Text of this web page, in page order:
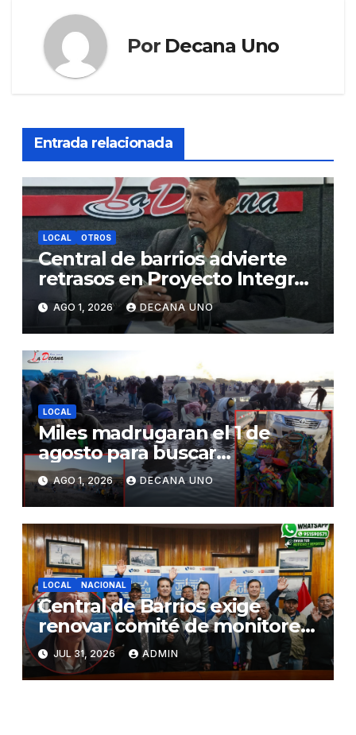
Por Decana Uno
Entrada relacionada
LOCAL OTROS
Central de barrios advierte
retrasos en Proyecto Integral
de Agua y Alcantarillado para
Juliaca
AGO 1, 2026 DECANA UNO
LOCAL
Miles madrugaran el 1 de
agosto para buscar
piedrecillas en los ríos y
realizar la challa por la
riqueza y la prosperidad
AGO 1, 2026 DECANA UNO
LOCAL NACIONAL
Central de Barrios exige
renovar comité de monitoreo
del PIAA por presuntos
conflictos de interés y
retrasos
JUL 31, 2026 ADMIN